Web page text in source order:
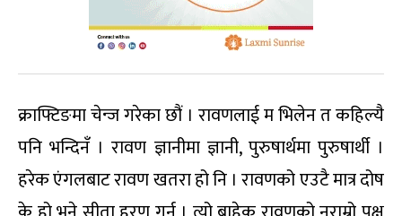
क्राफ्टिङमा चेन्ज गरेका छौं । रावणलाई म भिलेन त कहिल्यै
पनि भन्दिनँ । रावण ज्ञानीमा ज्ञानी, पुरुषार्थमा पुरुषार्थी ।
हरेक एंगलबाट रावण खतरा हो नि । रावणको एउटै मात्र दोष